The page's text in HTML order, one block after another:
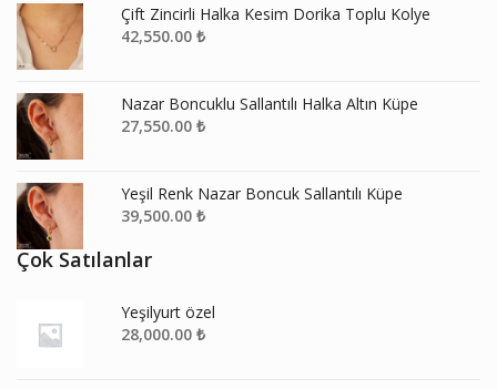
Çift Zincirli Halka Kesim Dorika Toplu Kolye
42,550.00 ₺
Nazar Boncuklu Sallantılı Halka Altın Küpe
27,550.00 ₺
Yeşil Renk Nazar Boncuk Sallantılı Küpe
39,500.00 ₺
Çok Satılanlar
Yeşilyurt özel
28,000.00 ₺